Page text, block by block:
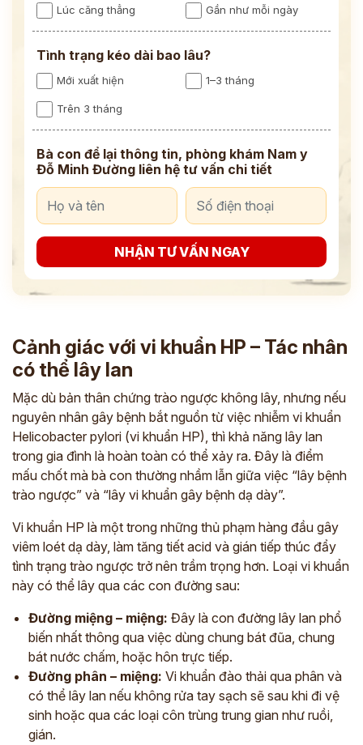
Lúc căng thẳng Gần như mỗi ngày
Tình trạng kéo dài bao lâu?
Mới xuất hiện 1–3 tháng
Trên 3 tháng
Bà con để lại thông tin, phòng khám Nam y
Đỗ Minh Đường liên hệ tư vấn chi tiết
NHẬN TƯ VẤN NGAY
Cảnh giác với vi khuẩn HP – Tác nhân
có thể lây lan
Mặc dù bản thân chứng trào ngược không lây, nhưng nếu
nguyên nhân gây bệnh bắt nguồn từ việc nhiễm vi khuẩn
Helicobacter pylori (vi khuẩn HP), thì khả năng lây lan
trong gia đình là hoàn toàn có thể xảy ra. Đây là điểm
mấu chốt mà bà con thường nhầm lẫn giữa việc “lây bệnh
trào ngược” và “lây vi khuẩn gây bệnh dạ dày”.
Vi khuẩn HP là một trong những thủ phạm hàng đầu gây
viêm loét dạ dày, làm tăng tiết acid và gián tiếp thúc đẩy
tình trạng trào ngược trở nên trầm trọng hơn. Loại vi khuẩn
này có thể lây qua các con đường sau:
Đường miệng – miệng: Đây là con đường lây lan phổ
biến nhất thông qua việc dùng chung bát đũa, chung
bát nước chấm, hoặc hôn trực tiếp.
Đường phân – miệng: Vi khuẩn đào thải qua phân và
có thể lây lan nếu không rửa tay sạch sẽ sau khi đi vệ
sinh hoặc qua các loại côn trùng trung gian như ruồi,
gián.